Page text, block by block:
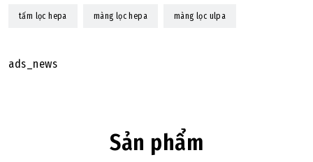
tấm lọc hepa màng lọc hepa màng lọc ulpa
ads_news
Sản phẩm